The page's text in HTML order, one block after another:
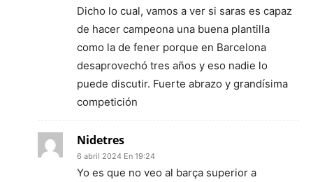
Dicho lo cual, vamos a ver si saras es capaz
de hacer campeona una buena plantilla
como la de fener porque en Barcelona
desaprovechó tres años y eso nadie lo
puede discutir. Fuerte abrazo y grandísima
competición
Nidetres
6 abril 2024 En 19:24
Yo es que no veo al barça superior a